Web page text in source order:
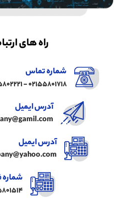
راه های
شماره تماس
02155801718 - 02155802221 - 02155801514
آدرس ایمیل
آدرس ایمیل